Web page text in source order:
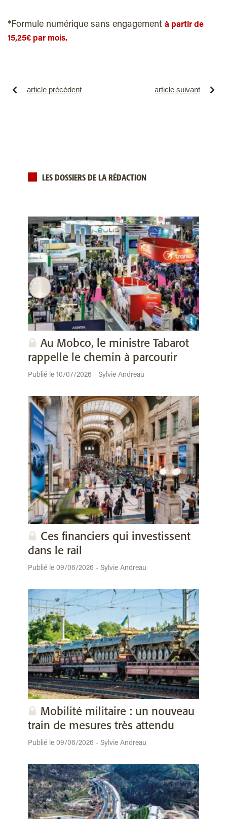
*Formule numérique sans engagement à partir de
15,25€ par mois.
article précédent article suivant
LES DOSSIERS DE LA RÉDACTION
Au Mobco, le ministre Tabarot
rappelle le chemin à parcourir
Publié le 10/07/2026 - Sylvie Andreau
Ces financiers qui investissent
dans le rail
Publié le 09/06/2026 - Sylvie Andreau
Mobilité militaire : un nouveau
train de mesures très attendu
Publié le 09/06/2026 - Sylvie Andreau